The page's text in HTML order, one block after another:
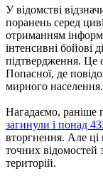
У відомстві
поранень серед
отриманням
інтенсивні бойові
підтвердження. Це
Попасної, де
мирного населення.
Нагадаємо, раніше
загинули і понад
вторгнення. Але
точних відомостей
територій.